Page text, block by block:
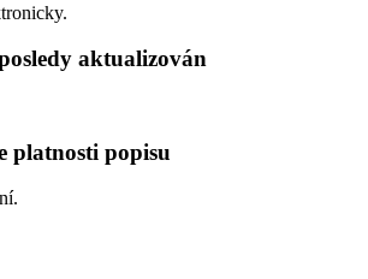
aktualizován
platnosti popisu